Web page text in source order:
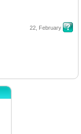
22, February